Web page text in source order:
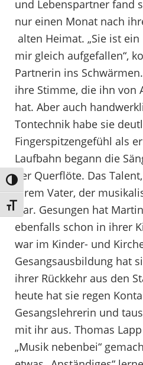
Umschalten auf hohe Kontraste
Schrift vergrößern
und Lebenspartner fand
nur einen Monat nach
alten Heimat. „Sie ist
mir gleich aufgefallen“,
Partnerin ins
ihre Stimme, die ihn von
hat. Aber auch
Tontechnik habe sie
Fingerspitzengefühl als
Laufbahn begann die
der Querflöte. Das
ihrem Vater, der
war. Gesungen hat
ebenfalls schon in ihrer
war im Kinder- und
Gesangsausbildung hat
ihrer Rückkehr aus den
heute hat sie regen
Gesangslehrerin und
mit ihr aus. Thomas
„Musik nebenbei“